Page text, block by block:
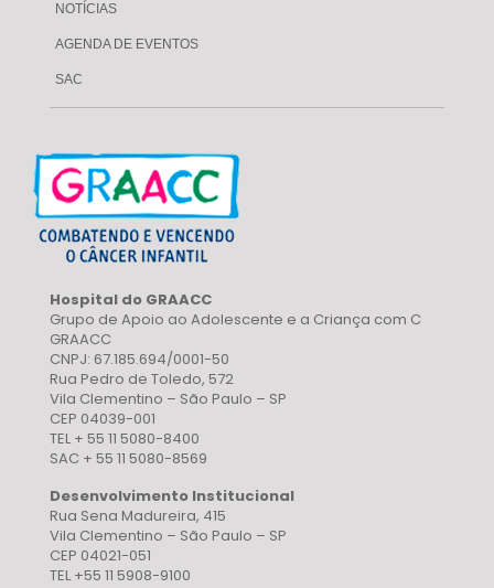
NOTÍCIAS
AGENDA DE EVENTOS
SAC
Hospital do GRAACC
Grupo de Apoio ao Adolescente e a Criança com C
GRAACC
CNPJ: 67.185.694/0001-50
Rua Pedro de Toledo, 572
Vila Clementino – São Paulo – SP
CEP 04039-001
TEL + 55 11 5080-8400
SAC + 55 11 5080-8569
Desenvolvimento Institucional
Rua Sena Madureira, 415
Vila Clementino – São Paulo – SP
CEP 04021-051
TEL +55 11 5908-9100